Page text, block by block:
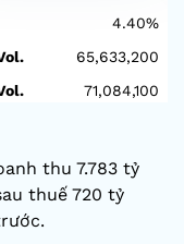
4.40%
65,633,200
71,084,100
thu 7.783 tỷ
thuế 720 tỷ